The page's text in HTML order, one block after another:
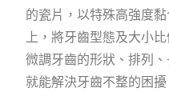
的瓷片，以特殊高強度
上，將牙齒型態及大小
微調牙齒的形狀、排列
就能解決牙齒不整的困